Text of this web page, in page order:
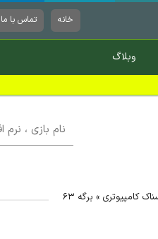
خانه تماس با ما
وبلاگ
بازی
،
موسیقی
کامپیوتری » برگه ۶۳